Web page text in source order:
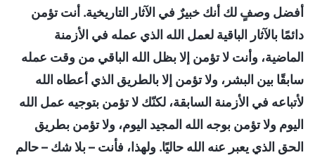
أفضل وصفٍ لك أنك خبيرٌ في الآثار التاريخية. أنت تؤمن
دائمًا بالآثار الباقية لعمل الله الذي عمله في الأزمنة
الماضية، وأنت لا تؤمن إلا بظل الله الباقي من وقت عمله
سابقًا بين البشر، ولا تؤمن إلا بالطريق الذي أعطاه الله
لأتباعه في الأزمنة السابقة، لكنّك لا تؤمن بتوجيه عمل الله
اليوم ولا تؤمن بوجه الله المجيد اليوم، ولا تؤمن بطريق
الحق الذي يعبر عنه الله حاليًا. ولهذا، فأنت – بلا شك – حالم